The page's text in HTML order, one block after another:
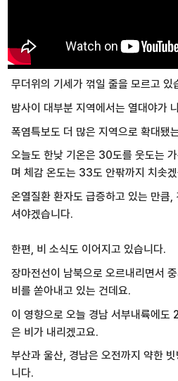
무더위의 기세가 꺾일 줄을 모르고 있
밤사이 대부분 지역에서는 열대야가
폭염특보도 더 많은 지역으로 확대됐
오늘도 한낮 기온은 30도를 웃도는
며 체감 온도는 33도 안팎까지 치솟
온열질환 환자도 급증하고 있는 만큼,
셔야겠습니다.
한편, 비 소식도 이어지고 있습니다.
장마전선이 남북으로 오르내리면서
비를 쏟아내고 있는 건데요.
이 영향으로 오늘 경남 서부내륙에
은 비가 내리겠고요.
부산과 울산, 경남은 오전까지 약한
니다.